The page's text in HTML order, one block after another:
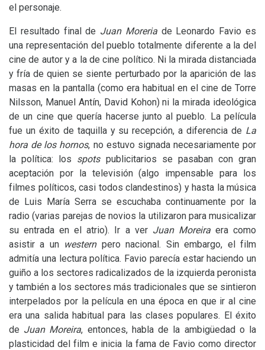
el personaje.
El resultado final de Juan Moreria de Leonardo Favio es
una representación del pueblo totalmente diferente a la del
cine de autor y a la de cine político. Ni la mirada distanciada
y fría de quien se siente perturbado por la aparición de las
masas en la pantalla (como era habitual en el cine de Torre
Nilsson, Manuel Antín, David Kohon) ni la mirada ideológica
de un cine que quería hacerse junto al pueblo. La película
fue un éxito de taquilla y su recepción, a diferencia de La
hora de los hornos, no estuvo signada necesariamente por
la política: los spots publicitarios se pasaban con gran
aceptación por la televisión (algo impensable para los
filmes políticos, casi todos clandestinos) y hasta la música
de Luis María Serra se escuchaba continuamente por la
radio (varias parejas de novios la utilizaron para musicalizar
su entrada en el atrio). Ir a ver Juan Moreira era como
asistir a un western pero nacional. Sin embargo, el film
admitía una lectura política. Favio parecía estar haciendo un
guiño a los sectores radicalizados de la izquierda peronista
y también a los sectores más tradicionales que se sintieron
interpelados por la película en una época en que ir al cine
era una salida habitual para las clases populares. El éxito
de Juan Moreira, entonces, habla de la ambigüedad o la
plasticidad del film e inicia la fama de Favio como director